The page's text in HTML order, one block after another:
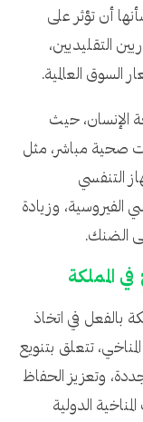
أن تؤثر على
التقليديين،
السوق العالمية.
الإنسان، حيث
صحية مباشر، مثل
التنفسي
الفيروسية، وزيادة
الضنك.
في المملكة
بالفعل في اتخاذ
تتعلق بتنويع
وتعزيز الحفاظ
الدولية